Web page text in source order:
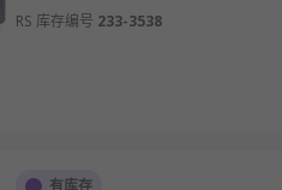
RS 库存编号 233-3538
有库存